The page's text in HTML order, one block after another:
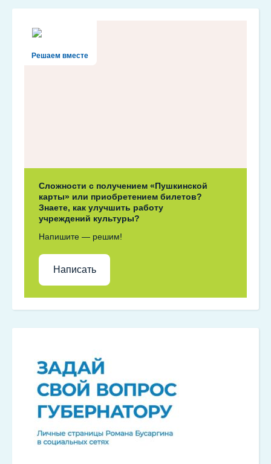
Решаем вместе
Сложности с получением «Пушкинской
карты» или приобретением билетов?
Знаете, как улучшить работу
учреждений культуры?
Напишите — решим!
Написать